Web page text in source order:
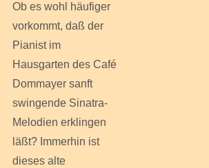
Ob es wohl häufiger
vorkommt, daß der
Pianist im
Hausgarten des Café
Dommayer sanft
swingende Sinatra-
Melodien erklingen
läßt? Immerhin ist
dieses alte